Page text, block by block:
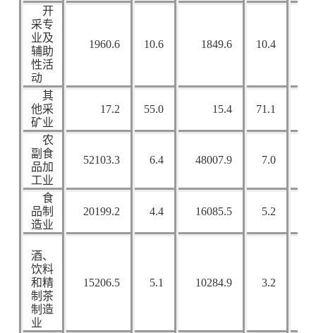
开
采专
业及
辅助
性活
动
1960.6 10.6 1849.6 10.4
其
他采
矿业
17.2 55.0 15.4 71.1
农
副食
品加
工业
52103.3 6.4 48007.9 7.0
食
品制
造业
20199.2 4.4 16085.5 5.2
酒、
饮料
和精
制茶
制造
业
15206.5 5.1 10284.9 3.2